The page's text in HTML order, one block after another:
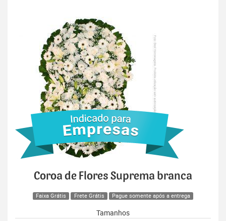
Coroa de Flores Suprema branca
Faixa Grátis Frete Grátis Pague somente após a entrega
Tamanhos